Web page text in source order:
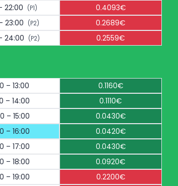
22:00 (P1)
0.4093€
23:00 (P2)
0.2689€
24:00 (P2) 0.2559€
– 13:00
0.1160€
– 14:00
0.1110€
– 15:00
0.0430€
– 16:00
0.0420€
– 17:00
0.0430€
– 18:00
0.0920€
– 19:00
0.2200€